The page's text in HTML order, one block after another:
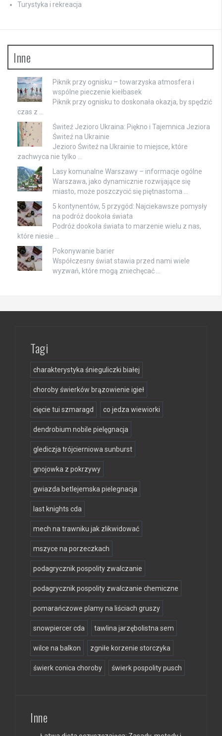
Turystyka i rekreacja
Inne
Piknik przy ognisku – towarzyska atmosfera i
wspólne pieczenie kiełbasek
Piknik przy ognisku to doskonała okazja, by spędzić
czas z …
Świteź Jezioro Ukraina: Piękno i Tajemnica Jeziora
Świteź na Ukrainie
Jezioro Świteź na Ukrainie to miejsce, które
zachwyca nie tylko …
Lasy komunalne Warszawy – informacje ogólne
Warszawa, jako dynamicznie rozwijające się
miasto, może poszczycić się piętnastoma …
5 kontynentów, 5 przygód: Najciekawsze pomysły
na podróż dookoła świata
Podróż dookoła świata to marzenie wielu z nas,
które niesie …
Pokonywanie barier
Współczesny świat stawia przed nami wiele
wyzwań, które mogą zniechęcać …
Tagi
charakterystyka śnieguliczki białej
choroby świerków brązowienie igieł
cięcie tui szmaragd co jedza wiewiorki
dendrobium nobile pielęgnacja
glediczja trójcierniowa sunburst
gnojowka z pokrzywy
gwiazda betlejemska pielegnacja
last knights cda
mech na trawniku jak zlikwidować
mszyce na porzeczkach
podagrycznik pospolity zwalczanie
podagrycznik pospolity zwalczanie chemiczne
pomarańczowe plamy na liściach gruszy
snowpiercer cda tawlina jarzębolistna sem
wilce na balkon zgniłe korzenie storczyka
świerk conica choroby świerk pospolity pusch
Inne